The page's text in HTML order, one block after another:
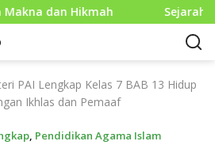
dan Hikmah Sejarah
PAI Lengkap Kelas 7 BAB 13 Hidup
Ikhlas dan Pemaaf
, Pendidikan Agama Islam